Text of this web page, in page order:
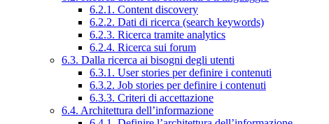
6.2.1. Content discovery
6.2.2. Dati di ricerca (search keywords)
6.2.3. Ricerca tramite analytics
6.2.4. Ricerca sui forum
6.3. Dalla ricerca ai bisogni degli utenti
6.3.1. User stories per definire i contenuti
6.3.2. Job stories per definire i contenuti
6.3.3. Criteri di accettazione
6.4. Architettura dell’informazione